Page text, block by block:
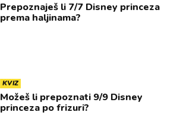
Prepoznaješ li 7/7 Disney princeza
prema haljinama?
KVIZ
Možeš li prepoznati 9/9 Disney
princeza po frizuri?